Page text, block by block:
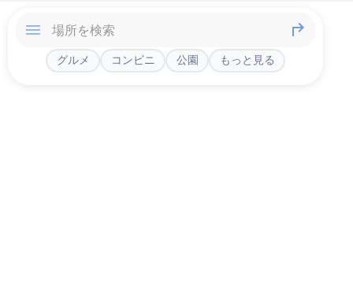
グルメ コンビニ 公園 もっと見る